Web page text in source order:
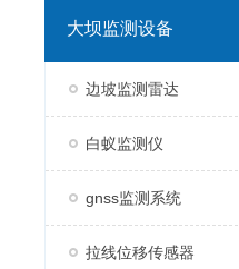
大坝监测设备
边坡监测雷达
白蚁监测仪
gnss监测系统
拉线位移传感器